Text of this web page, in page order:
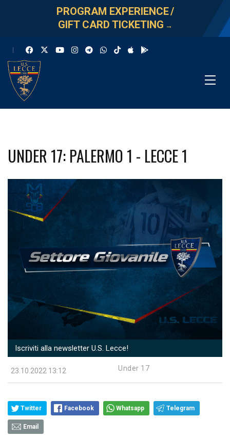
PROGRAM EXPERIENCE/
GIFT CARD TICKETING →
UNDER 17: PALERMO 1 - LECCE 1
Iscriviti alla newsletter U.S. Lecce!
23.10.2022 13:12 Under 17
Twitter Facebook Whatsapp Telegram
Email